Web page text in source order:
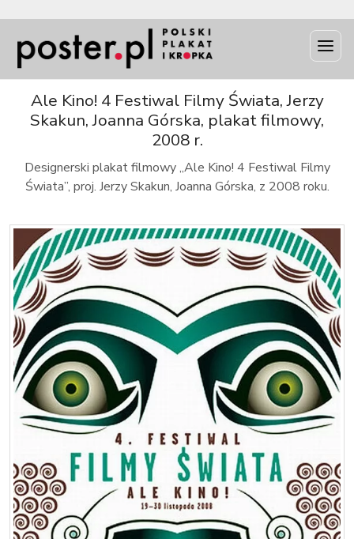
Ale Kino! 4 Festiwal Filmy Świata, Jerzy
Skakun, Joanna Górska, plakat filmowy,
2008 r.
Designerski plakat filmowy „Ale Kino! 4 Festiwal Filmy
Świata”, proj. Jerzy Skakun, Joanna Górska, z 2008 roku.